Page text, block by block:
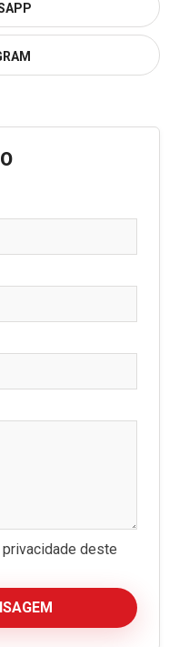
deste